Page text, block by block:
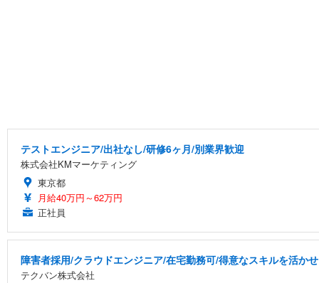
テストエンジニア/出社なし/研修6ヶ月/別業界歓迎
株式会社KMマーケティング
東京都
月給40万円～62万円
正社員
障害者採用/クラウドエンジニア/在宅勤務可/得意なスキルを活か
テクバン株式会社